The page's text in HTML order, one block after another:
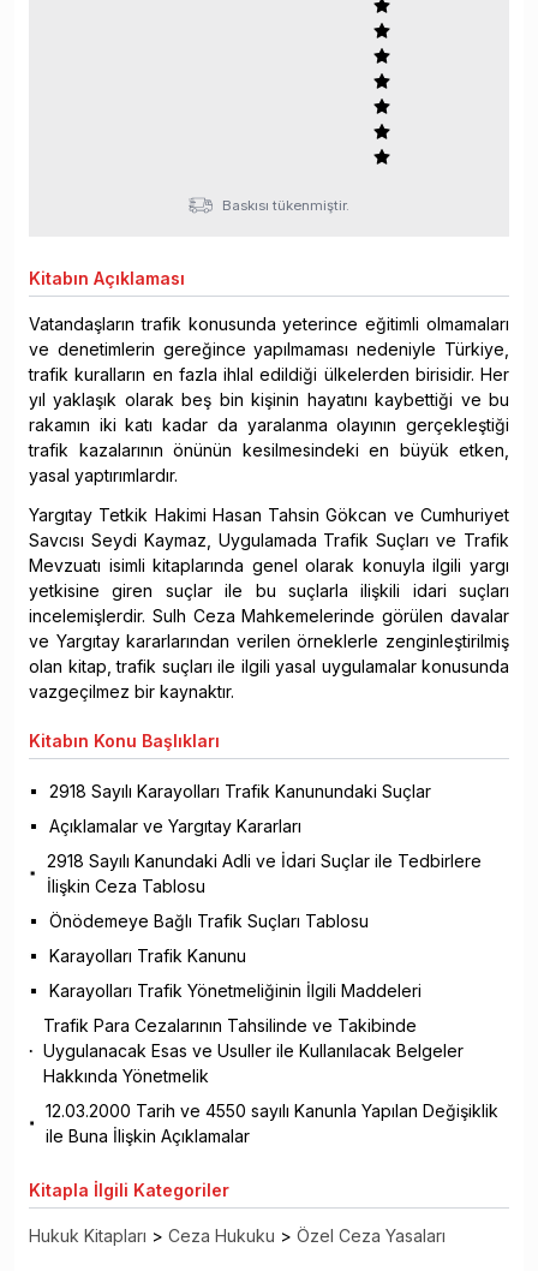
Baskısı tükenmiştir.
Kitabın Açıklaması
Vatandaşların trafik konusunda yeterince eğitimli olmamaları
ve denetimlerin gereğince yapılmaması nedeniyle Türkiye,
trafik kuralların en fazla ihlal edildiği ülkelerden birisidir. Her
yıl yaklaşık olarak beş bin kişinin hayatını kaybettiği ve bu
rakamın iki katı kadar da yaralanma olayının gerçekleştiği
trafik kazalarının önünün kesilmesindeki en büyük etken,
yasal yaptırımlardır.
Yargıtay Tetkik Hakimi Hasan Tahsin Gökcan ve Cumhuriyet
Savcısı Seydi Kaymaz, Uygulamada Trafik Suçları ve Trafik
Mevzuatı isimli kitaplarında genel olarak konuyla ilgili yargı
yetkisine giren suçlar ile bu suçlarla ilişkili idari suçları
incelemişlerdir. Sulh Ceza Mahkemelerinde görülen davalar
ve Yargıtay kararlarından verilen örneklerle zenginleştirilmiş
olan kitap, trafik suçları ile ilgili yasal uygulamalar konusunda
vazgeçilmez bir kaynaktır.
Kitabın Konu Başlıkları
2918 Sayılı Karayolları Trafik Kanunundaki Suçlar
Açıklamalar ve Yargıtay Kararları
2918 Sayılı Kanundaki Adli ve İdari Suçlar ile Tedbirlere
İlişkin Ceza Tablosu
Önödemeye Bağlı Trafik Suçları Tablosu
Karayolları Trafik Kanunu
Karayolları Trafik Yönetmeliğinin İlgili Maddeleri
Trafik Para Cezalarının Tahsilinde ve Takibinde
Uygulanacak Esas ve Usuller ile Kullanılacak Belgeler
Hakkında Yönetmelik
12.03.2000 Tarih ve 4550 sayılı Kanunla Yapılan Değişiklik
ile Buna İlişkin Açıklamalar
Kitapla İlgili Kategoriler
Hukuk Kitapları > Ceza Hukuku > Özel Ceza Yasaları